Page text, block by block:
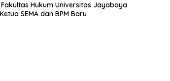
Hukum Universitas Jayabaya
SEMA dan BPM Baru